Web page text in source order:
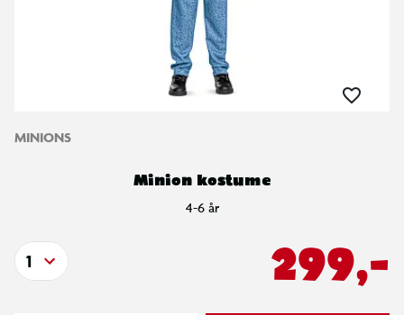
MINIONS
Minion kostume
4-6 år
299,-
1